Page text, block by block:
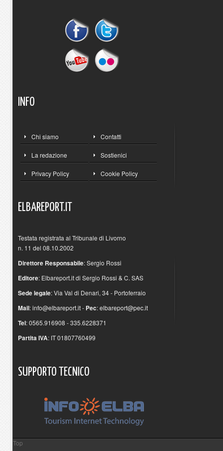
INFO
Chi siamo Contatti
La redazione Sostienici
Privacy Policy Cookie Policy
ELBAREPORT.IT
Testata registrata al Tribunale di Livorno
n. 11 del 08.10.2002
Direttore Responsabile: Sergio Rossi
Editore: Elbareport.it di Sergio Rossi & C. SAS
Sede legale: Via Val di Denari, 34 - Portoferraio
Mail:info@elbareport.it- Pec:elbareport@pec.it
Tel: 0565.916908 - 335.6228371
Partita IVA: IT 01807760499
SUPPORTO TECNICO
Top